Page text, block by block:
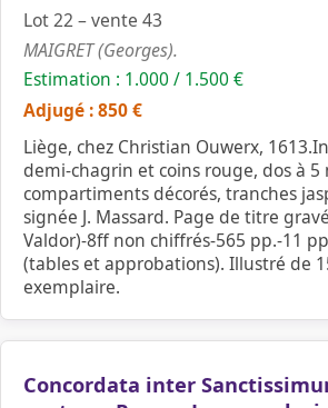
Lot 22 – vente 43
MAIGRET (Georges).
Estimation : 1.000 / 1.500 €
Adjugé : 850 €
Liège, chez Christian Ouwerx,
demi-chagrin et coins rouge, dos à 5
compartiments décorés, tranches
signée J. Massard. Page de titre
Valdor)-8ff non chiffrés-565 pp.-11
(tables et approbations). Illustré de
exemplaire.
Concordata inter